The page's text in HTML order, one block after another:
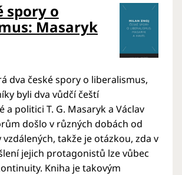
spory o
Masaryk
dva české spory o liberalismus,
byli dva vůdčí čeští
a politici T. G. Masaryk a Václav
došlo v různých dobách od
takže je otázkou, zda v
jejich protagonistů lze vůbec
Kniha je takovým